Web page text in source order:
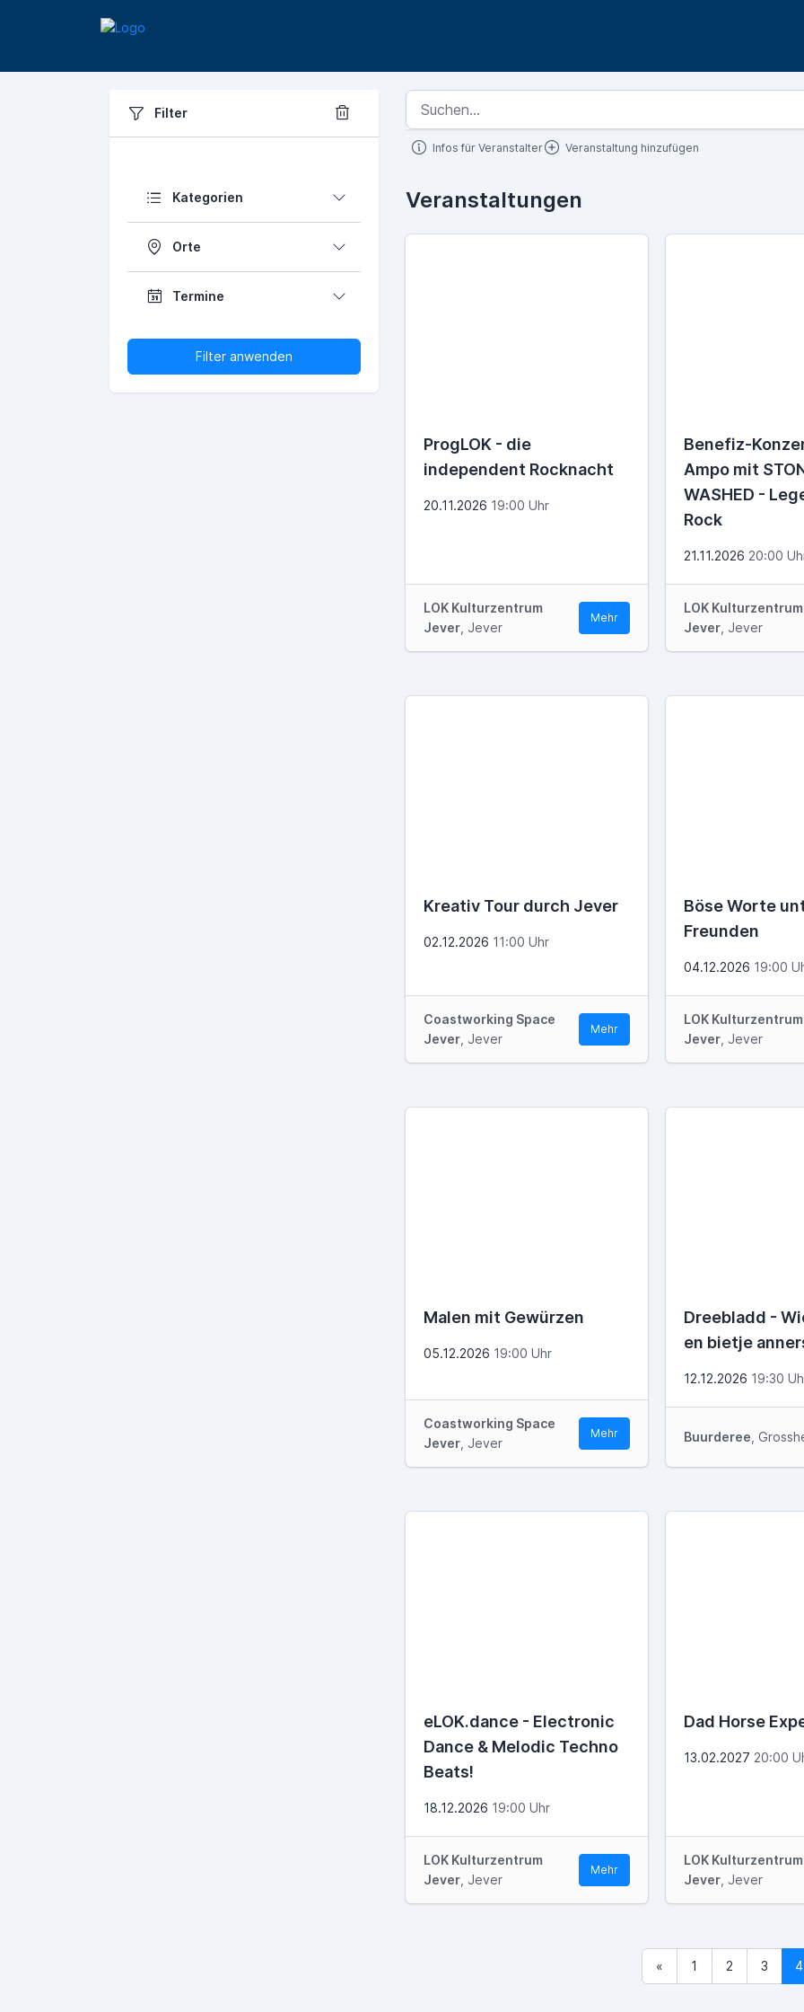
Filter
Kategorien
Orte
Termine
Filter anwenden
Infos für Veranstalter Veranstaltung hinzufügen
Veranstaltungen
ProgLOK - die
independent Rocknacht
20.11.2026 19:00 Uhr
LOK Kulturzentrum
Jever , Jever
Mehr
Benefiz-
Ampo mit
WASHED -
Rock
21.11.2026 20:00
LOK Kulturzentrum
Jever , Jever
Kreativ Tour durch Jever
02.12.2026 11:00 Uhr
Coastworking Space
Jever , Jever
Mehr
Böse Worte
Freunden
04.12.2026 19:00
LOK Kulturzentrum
Jever , Jever
Malen mit Gewürzen
05.12.2026 19:00 Uhr
Coastworking Space
Jever , Jever
Mehr
Dreebladd -
en bietje
12.12.2026 19:30
Buurderee ,
eLOK.dance - Electronic
Dance & Melodic Techno
Beats!
18.12.2026 19:00 Uhr
LOK Kulturzentrum
Jever , Jever
Mehr
Dad Horse
13.02.2027 20:00
LOK Kulturzentrum
Jever , Jever
« 1 2 3 4